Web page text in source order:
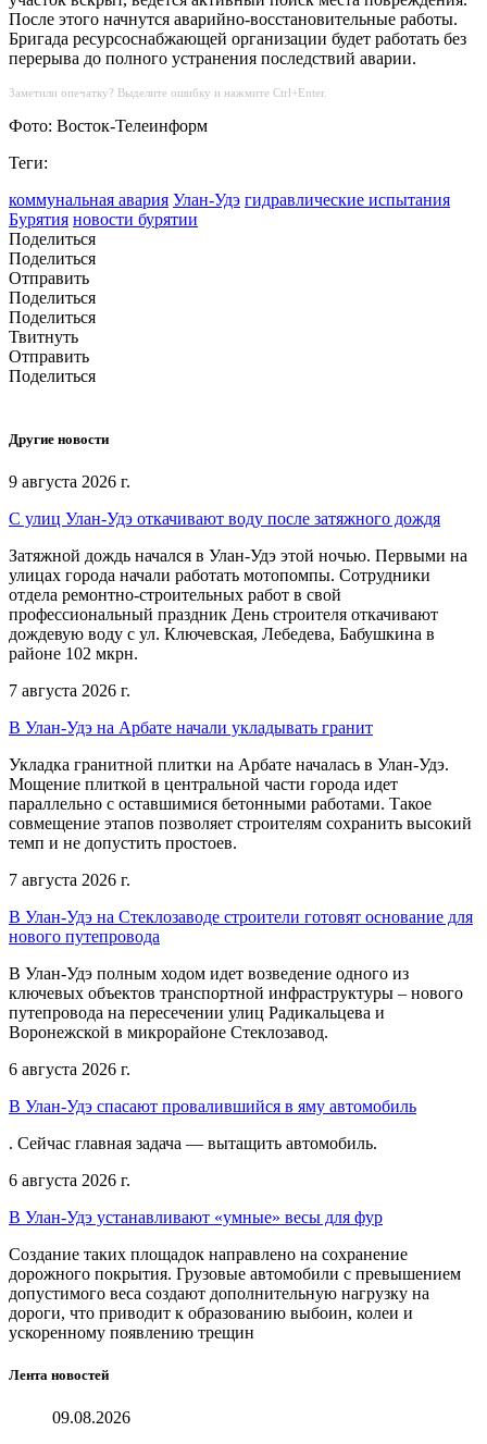
После этого начнутся аварийно-восстановительные работы.
Бригада ресурсоснабжающей организации будет работать без
перерыва до полного устранения последствий аварии.
Заметили опечатку? Выделите ошибку и нажмите Ctrl+Enter.
Фото: Восток-Телеинформ
Теги:
коммунальная авария Улан-Удэ гидравлические испытания
Бурятия новости бурятии
Поделиться
Поделиться
Отправить
Поделиться
Поделиться
Твитнуть
Отправить
Поделиться
Другие новости
9 августа 2026 г.
С улиц Улан-Удэ откачивают воду после затяжного дождя
Затяжной дождь начался в Улан-Удэ этой ночью. Первыми на
улицах города начали работать мотопомпы. Сотрудники
отдела ремонтно-строительных работ в свой
профессиональный праздник День строителя откачивают
дождевую воду с ул. Ключевская, Лебедева, Бабушкина в
районе 102 мкрн.
7 августа 2026 г.
В Улан-Удэ на Арбате начали укладывать гранит
Укладка гранитной плитки на Арбате началась в Улан-Удэ.
Мощение плиткой в центральной части города идет
параллельно с оставшимися бетонными работами. Такое
совмещение этапов позволяет строителям сохранить высокий
темп и не допустить простоев.
7 августа 2026 г.
В Улан-Удэ на Стеклозаводе строители готовят основание для
нового путепровода
В Улан-Удэ полным ходом идет возведение одного из
ключевых объектов транспортной инфраструктуры – нового
путепровода на пересечении улиц Радикальцева и
Воронежской в микрорайоне Стеклозавод.
6 августа 2026 г.
В Улан-Удэ спасают провалившийся в яму автомобиль
. Сейчас главная задача — вытащить автомобиль.
6 августа 2026 г.
В Улан-Удэ устанавливают «умные» весы для фур
Создание таких площадок направлено на сохранение
дорожного покрытия. Грузовые автомобили с превышением
допустимого веса создают дополнительную нагрузку на
дороги, что приводит к образованию выбоин, колеи и
ускоренному появлению трещин
Лента новостей
09.08.2026